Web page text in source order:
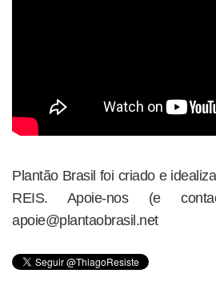
Plantão Brasil foi criado e
REIS. Apoie-nos (e
apoie@plantaobrasil.net